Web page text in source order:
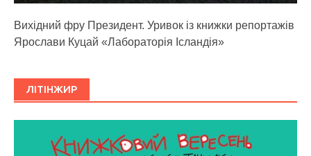
Вихідний фру Президент. Уривок із книжки репортажів
Ярослави Куцай «Лабораторія Ісландія»
ЛІТІНЖИР